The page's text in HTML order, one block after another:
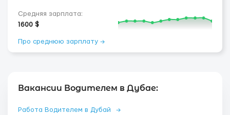
Средняя зарплата:
1600 $
Про среднюю зарплату →
Вакансии Водителем в Дубае:
Работа Водителем в Дубай →